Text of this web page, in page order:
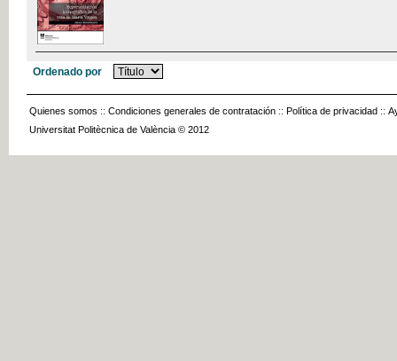
Ordenado por
Quienes somos :: Condiciones generales de contratación :: Política de privacidad ::
Universitat Politècnica de València © 2012